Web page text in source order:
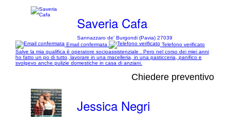
Saveria Cafa
Sannazzaro de' Burgondi (Pavia) 27039
Email confermata
Telefono verificato
Salve la mia qualifica è operatore socioassistenziale . Pero nel corso dei miei anni
ho fatto un po di tutto, lavorare in una macelleria, in una pasticceria, panifico e
svolgevo anche pulizie domestiche in casa di anziani.
Chiedere preventivo
Jessica Negri